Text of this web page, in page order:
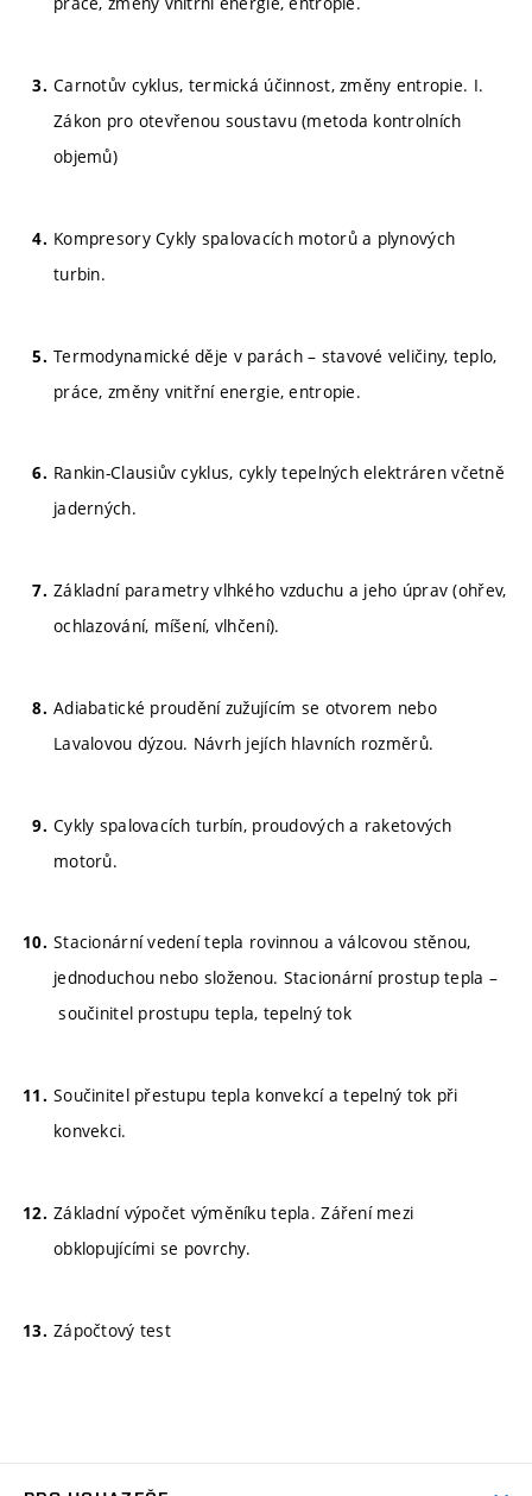
Carnotův cyklus, termická účinnost, změny entropie. I.
Zákon pro otevřenou soustavu (metoda kontrolních
objemů)
Kompresory Cykly spalovacích motorů a plynových
turbin.
Termodynamické děje v parách – stavové veličiny, teplo,
práce, změny vnitřní energie, entropie.
Rankin-Clausiův cyklus, cykly tepelných elektráren včetně
jaderných.
Základní parametry vlhkého vzduchu a jeho úprav (ohřev,
ochlazování, míšení, vlhčení).
Adiabatické proudění zužujícím se otvorem nebo
Lavalovou dýzou. Návrh jejích hlavních rozměrů.
Cykly spalovacích turbín, proudových a raketových
motorů.
Stacionární vedení tepla rovinnou a válcovou stěnou,
jednoduchou nebo složenou. Stacionární prostup tepla –
součinitel prostupu tepla, tepelný tok
Součinitel přestupu tepla konvekcí a tepelný tok při
konvekci.
Základní výpočet výměníku tepla. Záření mezi
obklopujícími se povrchy.
Zápočtový test